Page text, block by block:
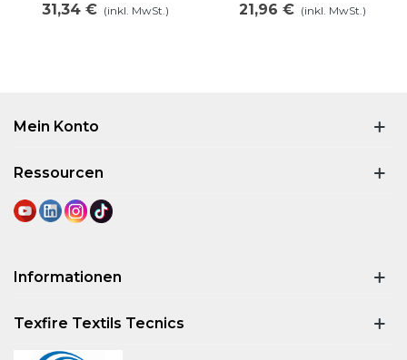
31,34 € (inkl. MwSt.) 21,96 € (inkl. MwSt.)
Mein Konto
Ressourcen
Informationen
Texfire Textils Tecnics